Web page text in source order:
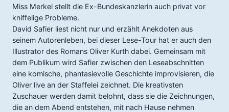
Miss Merkel stellt die Ex-Bundeskanzlerin auch privat vor
kniffelige Probleme.
David Safier liest nicht nur und erzählt Anekdoten aus
seinem Autorenleben, bei dieser Lese-Tour hat er auch den
Illustrator des Romans Oliver Kurth dabei. Gemeinsam mit
dem Publikum wird Safier zwischen den Leseabschnitten
eine komische, phantasievolle Geschichte improvisieren, die
Oliver live an der Staffelei zeichnet. Die kreativsten
Zuschauer werden damit belohnt, dass sie die Zeichnungen,
die an dem Abend entstehen, mit nach Hause nehmen